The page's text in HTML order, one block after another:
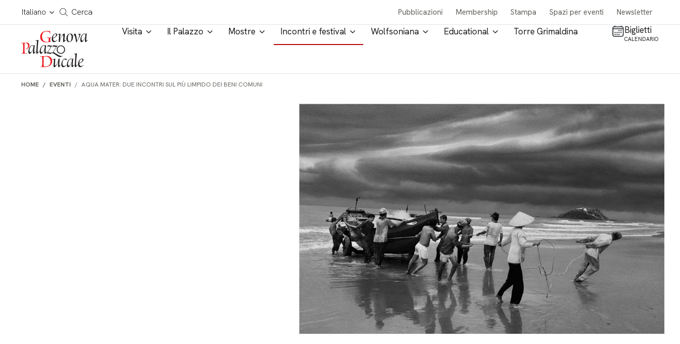
Salta al contenuto
Italiano
Cerca in tutto il sito
Cerca Pubblicazioni Membership Stampa Spazi per eventi Newsletter
Visita Il Palazzo Mostre Incontri e festival Wolfsoniana Educational Torre Grimaldina Biglietti
CALENDARIO
HOME EVENTI AQUA MATER: DUE INCONTRI SUL PIÙ LIMPIDO DEI BENI COMUNI